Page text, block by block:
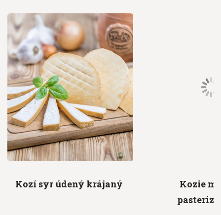
Kozí syr údený krájaný
Kozie